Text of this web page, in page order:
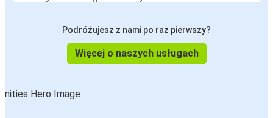
Podróżujesz z nami po raz pierwszy?
Więcej o naszych usługach